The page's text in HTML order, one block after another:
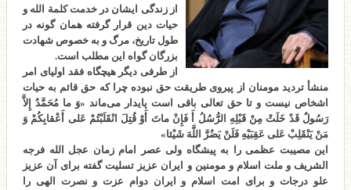
از زندگی ایشان در خدمت کلمة الله و
حیات دین قرار گرفته همان گونه در
طول تاریخ، مرگ و به خصوص شهادت
بزرگان گواه این مطلب است.
از طرفی دیگر هیچگاه فقد اولیای امر
منشأ تردید مومنان از پیروی طریقت حق نبوده چرا که حق قائم به حیات
اشخاص نیست و تا حق تعالی باقی است پایدار می‌ماند «وَ ما مُحَمَّدٌ إِلاَّ
رَسُولٌ قَدْ خَلَتْ مِنْ قَبْلِهِ الرُّسُلُ أَ فَإِنْ ماتَ أَوْ قُتِلَ انْقَلَبْتُمْ عَلى‌ أَعْقابِكُمْ وَ
مَنْ يَنْقَلِبْ عَلى‌ عَقِبَيْهِ فَلَنْ يَضُرَّ اللَّهَ شَيْئا»
این مصیبت عظمی را به پیشگاه ولی عصر امام زمان عجل الله فرجه
الشریف و ملت اسلام و مومنین و ایران عزیز تسلیت گفته برای آن عزیز
علو درجات و برای امت اسلام و ایران دوام عزت و نصرت الهی را